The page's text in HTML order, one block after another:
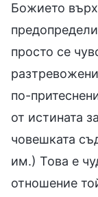
Божието
просто се
по-
от истината
човешката
им.) Това е
отношение